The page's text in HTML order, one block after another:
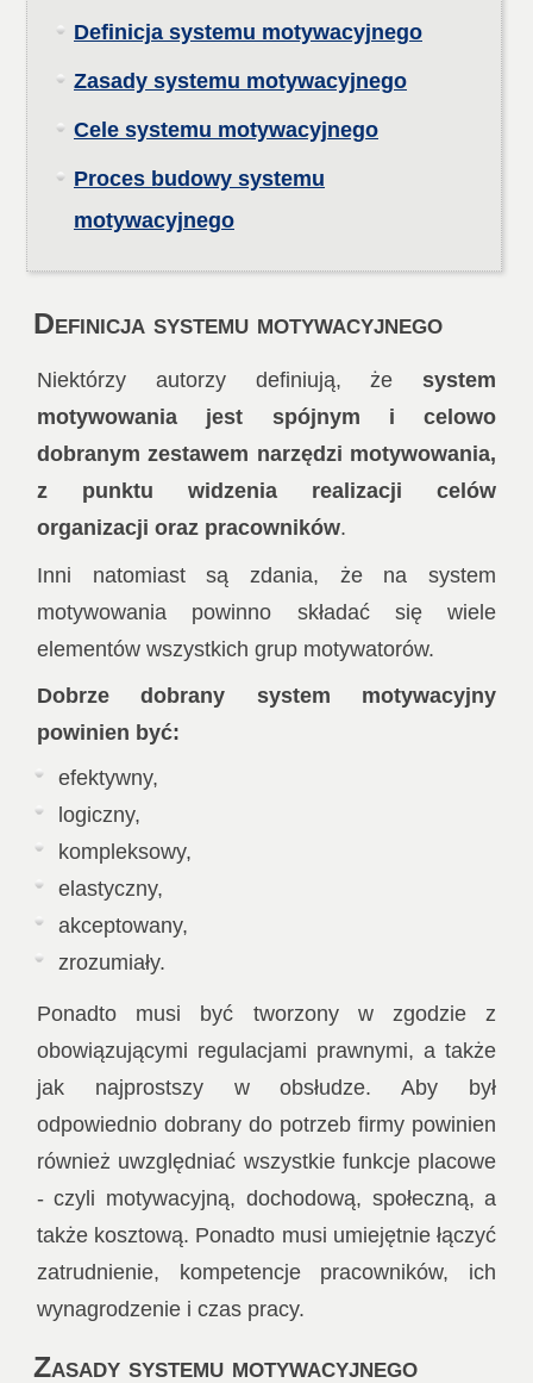
Definicja systemu motywacyjnego
Zasady systemu motywacyjnego
Cele systemu motywacyjnego
Proces budowy systemu
motywacyjnego
Definicja systemu motywacyjnego
Niektórzy autorzy definiują, żesystem
motywowania jest spójnym i celowo
dobranym zestawem narzędzi motywowania,
z punktu widzenia realizacji celów
organizacji oraz pracowników.
Inni natomiast są zdania, że na system
motywowania powinno składać się wiele
elementów wszystkich grup motywatorów.
Dobrze dobrany system motywacyjny
powinien być:
efektywny,
logiczny,
kompleksowy,
elastyczny,
akceptowany,
zrozumiały.
Ponadto musi być tworzony w zgodzie z
obowiązującymi regulacjami prawnymi, a także
jak najprostszy w obsłudze. Aby był
odpowiednio dobrany do potrzeb firmy powinien
również uwzględniać wszystkie funkcje placowe
- czyli motywacyjną, dochodową, społeczną, a
także kosztową. Ponadto musi umiejętnie łączyć
zatrudnienie, kompetencje pracowników, ich
wynagrodzenie i czas pracy.
Zasady systemu motywacyjnego